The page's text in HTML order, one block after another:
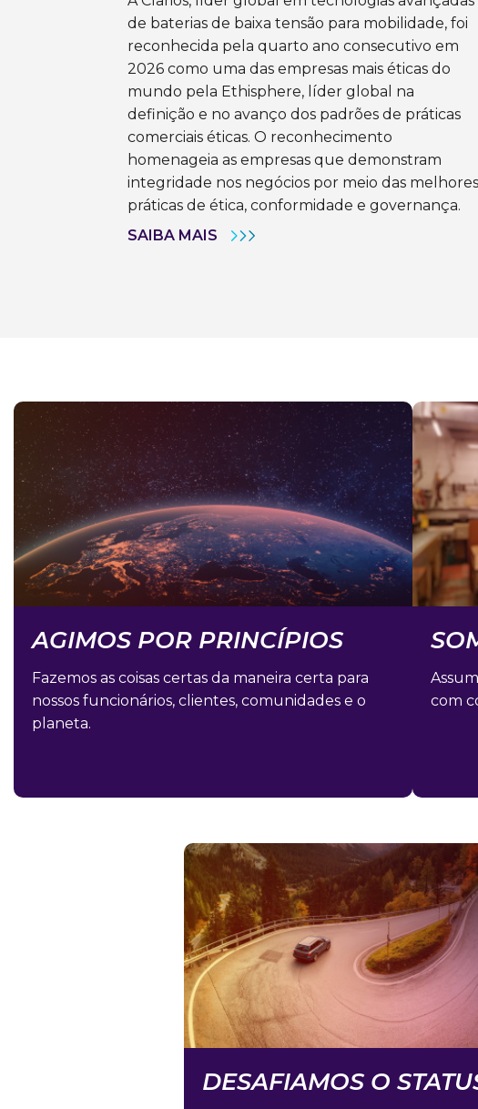
de baterias de baixa tensão para mobilidade, foi
reconhecida pela quarto ano consecutivo em
2026 como uma das empresas mais éticas do
mundo pela Ethisphere, líder global na
definição e no avanço dos padrões de práticas
comerciais éticas. O reconhecimento
homenageia as empresas que demonstram
integridade nos negócios por meio das melhores
práticas de ética, conformidade e governança.
SAIBA MAIS
AGIMOS POR PRINCÍPIOS​
Fazemos as coisas certas da maneira certa para
nossos funcionários, clientes, comunidades e o
planeta.​
com
DESAFIAMOS O